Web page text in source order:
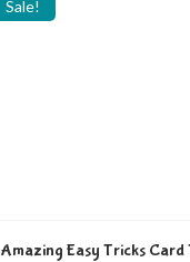
Sale!
Amazing Easy Tricks Card